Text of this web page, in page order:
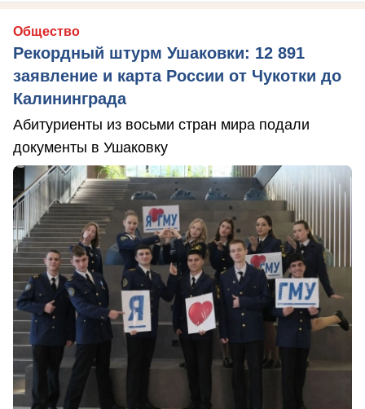
Общество
Рекордный штурм Ушаковки: 12 891
заявление и карта России от Чукотки до
Калининграда
Абитуриенты из восьми стран мира подали
документы в Ушаковку